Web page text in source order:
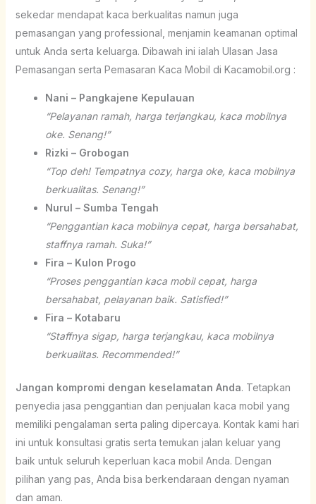
sekedar mendapat kaca berkualitas namun juga
pemasangan yang professional, menjamin keamanan optimal
untuk Anda serta keluarga. Dibawah ini ialah Ulasan Jasa
Pemasangan serta Pemasaran Kaca Mobil di Kacamobil.org :
Nani – Pangkajene Kepulauan
“Pelayanan ramah, harga terjangkau, kaca mobilnya
oke. Senang!”
Rizki – Grobogan
“Top deh! Tempatnya cozy, harga oke, kaca mobilnya
berkualitas. Senang!”
Nurul – Sumba Tengah
“Penggantian kaca mobilnya cepat, harga bersahabat,
staffnya ramah. Suka!”
Fira – Kulon Progo
“Proses penggantian kaca mobil cepat, harga
bersahabat, pelayanan baik. Satisfied!”
Fira – Kotabaru
“Staffnya sigap, harga terjangkau, kaca mobilnya
berkualitas. Recommended!”
Jangan kompromi dengan keselamatan Anda. Tetapkan
penyedia jasa penggantian dan penjualan kaca mobil yang
memiliki pengalaman serta paling dipercaya. Kontak kami hari
ini untuk konsultasi gratis serta temukan jalan keluar yang
baik untuk seluruh keperluan kaca mobil Anda. Dengan
pilihan yang pas, Anda bisa berkendaraan dengan nyaman
dan aman.